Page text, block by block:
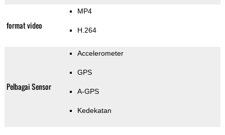
format video
MP4
H.264
Pelbagai Sensor
Accelerometer
GPS
A-GPS
Kedekatan